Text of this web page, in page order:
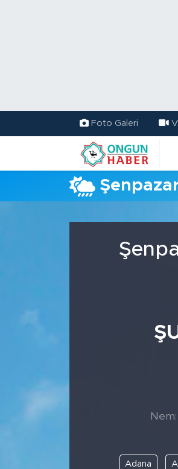
Foto Galeri
Nem:
Adana
Trafik Durumu
TFF 2.Lig Kırmızı Grup
Tüm Manşetler